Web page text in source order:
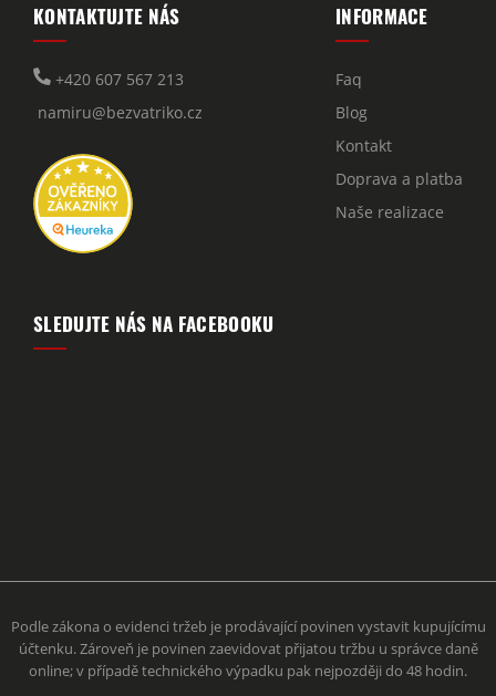
KONTAKTUJTE NÁS
+420 607 567 213
namiru@bezvatriko.cz
INFORMACE
Faq
Blog
Kontakt
Doprava a platba
Naše realizace
SLEDUJTE NÁS NA FACEBOOKU
Podle zákona o evidenci tržeb je prodávající povinen vystavit kupujícímu
účtenku. Zároveň je povinen zaevidovat přijatou tržbu u správce daně
online; v případě technického výpadku pak nejpozději do 48 hodin.